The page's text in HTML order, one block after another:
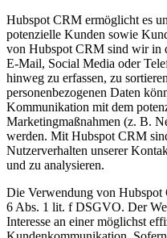
Hubspot CRM ermöglicht es
potenzielle Kunden sowie
von Hubspot CRM sind wir in
E-Mail, Social Media oder
hinweg zu erfassen, zu
personenbezogenen Daten
Kommunikation mit dem
Marketingmaßnahmen (z. B.
werden. Mit Hubspot CRM
Nutzerverhalten unserer
und zu analysieren.
Die Verwendung von
6 Abs. 1 lit. f DSGVO. Der
Interesse an einer möglichst